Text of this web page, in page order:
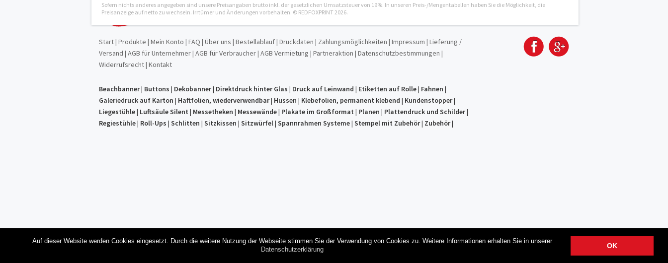
Auf dieser Website werden Cookies eingesetzt. Durch die weitere Nutzung der Webseite stimmen Sie der Verwendung von Cookies zu. Weitere Informationen erhalten Sie in unserer
Datenschutzerklärung
OK
Sofern nichts anderes angegeben sind unsere Preisangaben brutto inkl. der gesetzlichen Umsatzsteuer von 19%. In unseren Preis-/Mengentabellen haben Sie die Möglichkeit, die
Preisanzeige auf netto zu wechseln. Irrtümer und Änderungen vorbehalten. © REDFOXPRINT 2026.
Start| Produkte | Mein Konto | FAQ | Über uns | Bestellablauf| Druckdaten | Zahlungsmöglichkeiten | Impressum | Lieferung /
Versand | AGB für Unternehmer| AGB für Verbraucher| AGB Vermietung | Partneraktion | Datenschutzbestimmungen |
Widerrufsrecht| Kontakt
Beachbanner| Buttons | Dekobanner| Direktdruck hinter Glas | Druck auf Leinwand | Etiketten auf Rolle| Fahnen |
Galeriedruck auf Karton | Haftfolien, wiederverwendbar| Hussen | Klebefolien, permanent klebend | Kundenstopper|
Liegestühle| Luftsäule Silent | Messetheken | Messewände| Plakate im Großformat | Planen | Plattendruck und Schilder|
Regiestühle| Roll-Ups | Schlitten | Sitzkissen | Sitzwürfel| Spannrahmen Systeme| Stempel mit Zubehör| Zubehör|